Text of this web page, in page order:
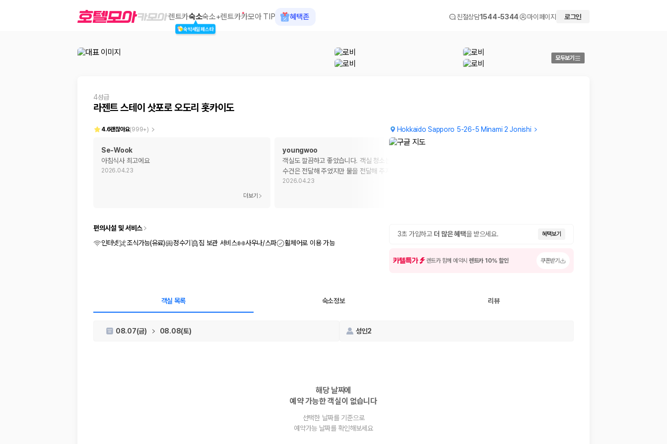
라젠트 스테이 삿포로 오도리 홋카이도
제주렌트카 가격비교는 카모아에서 한 번에
경차, 소형, 준중형, 중형, SUV, 승합차 등 여행 인원에 맞는 차종별 가격을 비교합니다.
일반자차, 완전자차, 슈퍼자차의 면책금과 보상 한도를 비교합니다.
제주공항 인수 조건 비교:셔틀 이동, 인수 위치, 반납 편의성을 함께 확인합니다.
1. 단순 최저가가 아니라 실제 결제 조건을 비교하세요
제주렌트카 최저가는 차량 기본요금만으로 판단하기 어렵습니다. 보험 포함 여부, 면책금, 보상 한도, 옵션 비용, 취소 수수료를 함께 확인해야 실제로 저렴한 차량을 고를 수 있습니다.
렌트카숙소
숙박세일페스타
숙소+렌트카카모아 TIP 혜택존 친절상담1544-5344 마이페이지 로그인
모두보기
4성급
라젠트 스테이 삿포로 오도리 홋카이도
Hokkaido Sapporo 5-26-5 Minami 2 Jonishi
4.6괜찮아요(999+)
Se-Wook
아침식사 최고에요
2026.04.23
더보기
youngwoo
객실도 깔끔하고 좋았습니다. 객실 청소는 이틀에 한번 해주고
수건은 전달해 주었지만 물을 전달해 주지 않아 매우 불편했
2026.04.23
3초 가입하고 더 많은 혜택을 받으세요. 혜택보기
카텔특가 렌트카 함께 예약시 렌트카 10% 할인 쿠폰받기
편의시설 및 서비스
인터넷
조식가능(유료) 정수기 짐 보관 서비스 사우나/스파 휠체어로 이용 가능
객실 목록 숙소정보 리뷰
08.07(금) 08.08(토) 성인2
해당 날짜에
예약 가능한 객실이 없습니다
선택한 날짜를 기준으로
예약가능 날짜를 확인해보세요